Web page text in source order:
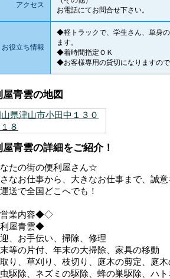
アクセス
お電話にてお問合せ下さい。
お役立ち情報
◆軽トラックで、学生さん、単身
ます。
◆着時間指定ＯＫ
◆お客様専用の貸切になりますの
屋青雲の地図
屋青雲の詳細をご紹介！
たの街の便利屋さん☆
さなお仕事から、大きなお仕事まで、誠
送で全国どこへでも！
業内容◆◇
屋青雲◆
迎、お手伝い、掃除、修理
末等の片付、年末の大掃除、家具の移動
取り、草刈り、枝切り、庭木の剪定、庭
虫駆除、ネズミの駆除、蜂の巣駆除、ハ